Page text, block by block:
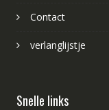
Contact
verlanglijstje
Snelle links